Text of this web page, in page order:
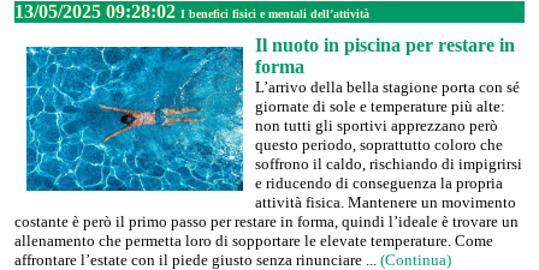
13/05/2025 09:28:02 I benefici fisici e mentali dell’attività
Il nuoto in piscina per restare in
forma
L’arrivo della bella stagione porta con sé
giornate di sole e temperature più alte:
non tutti gli sportivi apprezzano però
questo periodo, soprattutto coloro che
soffrono il caldo, rischiando di impigrirsi
e riducendo di conseguenza la propria
attività fisica. Mantenere un movimento
costante è però il primo passo per restare in forma, quindi l’ideale è trovare un
allenamento che permetta loro di sopportare le elevate temperature. Come
affrontare l’estate con il piede giusto senza rinunciare ... (Continua)